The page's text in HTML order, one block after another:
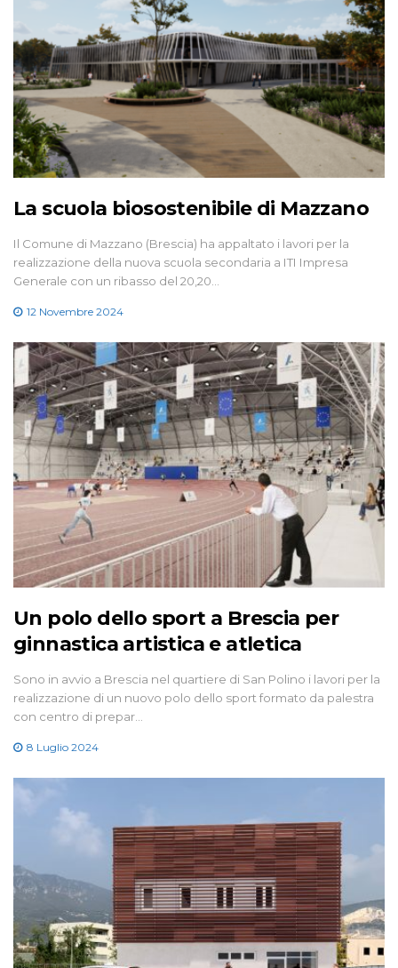
La scuola biosostenibile di Mazzano
Il Comune di Mazzano (Brescia) ha appaltato i lavori per la
realizzazione della nuova scuola secondaria a ITI Impresa
Generale con un ribasso del 20,20…
12 Novembre 2024
Un polo dello sport a Brescia per
ginnastica artistica e atletica
Sono in avvio a Brescia nel quartiere di San Polino i lavori per la
realizzazione di un nuovo polo dello sport formato da palestra
con centro di prepar…
8 Luglio 2024